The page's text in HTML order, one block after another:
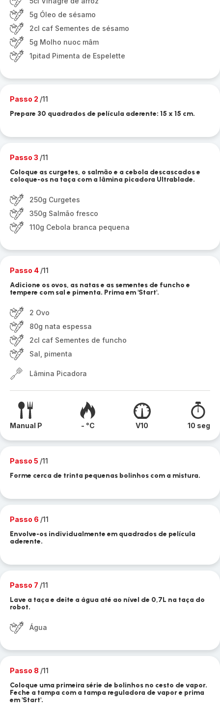
5g Óleo de sésamo
2cl caf Sementes de sésamo
5g Molho nuoc mâm
1pitad Pimenta de Espelette
Passo 2 /11
Prepare 30 quadrados de película aderente: 15 x 15 cm.
Passo 3 /11
Coloque as curgetes, o salmão e a cebola descascados e
coloque-os na taça com a lâmina picadora Ultrablade.
250g Curgetes
350g Salmão fresco
110g Cebola branca pequena
Passo 4 /11
Adicione os ovos, as natas e as sementes de funcho e
tempere com sal e pimenta. Prima em 'Start'.
2 Ovo
80g nata espessa
2cl caf Sementes de funcho
Sal, pimenta
Lâmina Picadora
Manual P - °C V10 10 seg
Passo 5 /11
Forme cerca de trinta pequenas bolinhos com a mistura.
Passo 6 /11
Envolve-os individualmente em quadrados de película
aderente.
Passo 7 /11
Lave a taça e deite a água até ao nível de 0,7L na taça do
robot.
Água
Passo 8 /11
Coloque uma primeira série de bolinhos no cesto de vapor.
Feche a tampa com a tampa reguladora de vapor e prima
em 'Start'.